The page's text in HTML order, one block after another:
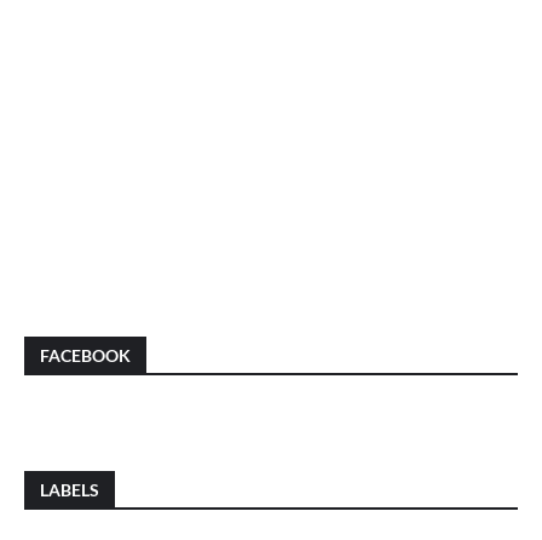
FACEBOOK
LABELS